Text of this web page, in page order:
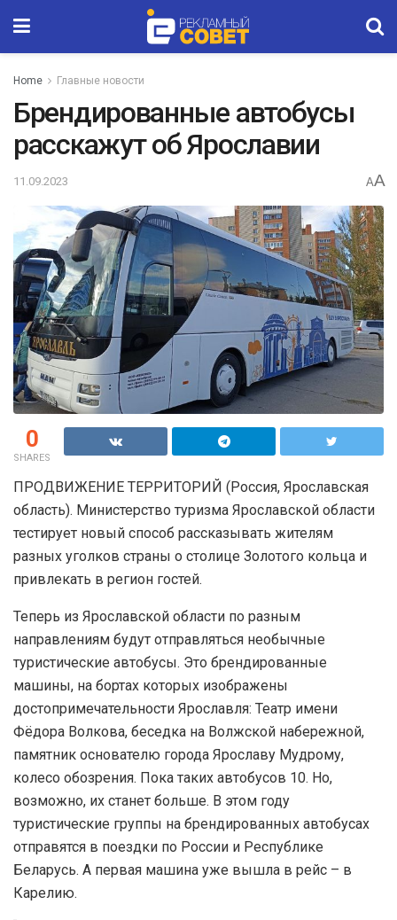
Home Главные новости
Брендированные автобусы
расскажут об Ярославии
11.09.2023 AA
0
SHARES
ПРОДВИЖЕНИЕ ТЕРРИТОРИЙ (Россия, Ярославская
область). Министерство туризма Ярославской области
тестирует новый способ рассказывать жителям
разных уголков страны о столице Золотого кольца и
привлекать в регион гостей.
Теперь из Ярославской области по разным
направлениям будут отправляться необычные
туристические автобусы. Это брендированные
машины, на бортах которых изображены
достопримечательности Ярославля: Театр имени
Фёдора Волкова, беседка на Волжской набережной,
памятник основателю города Ярославу Мудрому,
колесо обозрения. Пока таких автобусов 10. Но,
возможно, их станет больше. В этом году
туристические группы на брендированных автобусах
отправятся в поездки по России и Республике
Беларусь. А первая машина уже вышла в рейс – в
Карелию.